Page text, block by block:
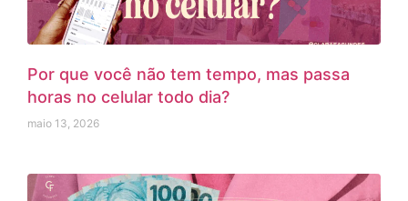
Por que você não tem tempo, mas passa
horas no celular todo dia?
maio 13, 2026